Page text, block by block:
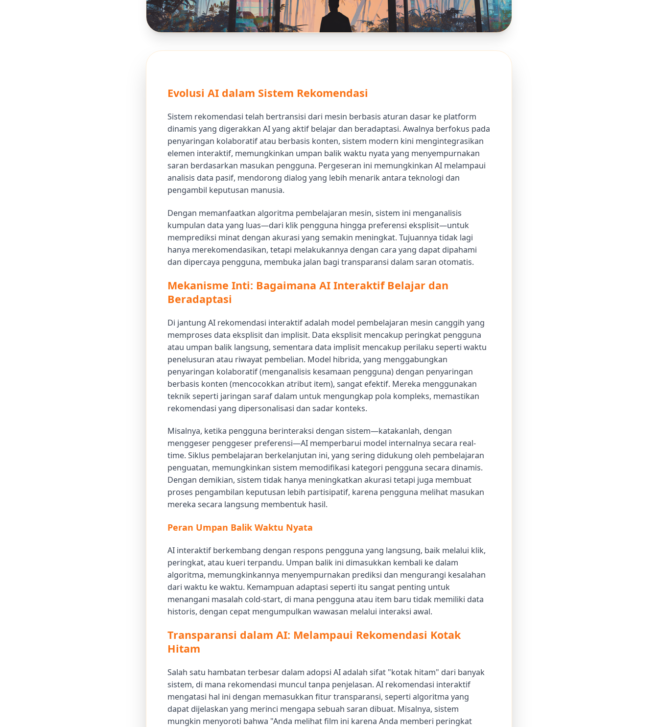
Evolusi AI dalam Sistem Rekomendasi
Sistem rekomendasi telah bertransisi dari mesin berbasis aturan dasar ke platform
dinamis yang digerakkan AI yang aktif belajar dan beradaptasi. Awalnya berfokus pada
penyaringan kolaboratif atau berbasis konten, sistem modern kini mengintegrasikan
elemen interaktif, memungkinkan umpan balik waktu nyata yang menyempurnakan
saran berdasarkan masukan pengguna. Pergeseran ini memungkinkan AI melampaui
analisis data pasif, mendorong dialog yang lebih menarik antara teknologi dan
pengambil keputusan manusia.
Dengan memanfaatkan algoritma pembelajaran mesin, sistem ini menganalisis
kumpulan data yang luas—dari klik pengguna hingga preferensi eksplisit—untuk
memprediksi minat dengan akurasi yang semakin meningkat. Tujuannya tidak lagi
hanya merekomendasikan, tetapi melakukannya dengan cara yang dapat dipahami
dan dipercaya pengguna, membuka jalan bagi transparansi dalam saran otomatis.
Mekanisme Inti: Bagaimana AI Interaktif Belajar dan
Beradaptasi
Di jantung AI rekomendasi interaktif adalah model pembelajaran mesin canggih yang
memproses data eksplisit dan implisit. Data eksplisit mencakup peringkat pengguna
atau umpan balik langsung, sementara data implisit mencakup perilaku seperti waktu
penelusuran atau riwayat pembelian. Model hibrida, yang menggabungkan
penyaringan kolaboratif (menganalisis kesamaan pengguna) dengan penyaringan
berbasis konten (mencocokkan atribut item), sangat efektif. Mereka menggunakan
teknik seperti jaringan saraf dalam untuk mengungkap pola kompleks, memastikan
rekomendasi yang dipersonalisasi dan sadar konteks.
Misalnya, ketika pengguna berinteraksi dengan sistem—katakanlah, dengan
menggeser penggeser preferensi—AI memperbarui model internalnya secara real-
time. Siklus pembelajaran berkelanjutan ini, yang sering didukung oleh pembelajaran
penguatan, memungkinkan sistem memodifikasi kategori pengguna secara dinamis.
Dengan demikian, sistem tidak hanya meningkatkan akurasi tetapi juga membuat
proses pengambilan keputusan lebih partisipatif, karena pengguna melihat masukan
mereka secara langsung membentuk hasil.
Peran Umpan Balik Waktu Nyata
AI interaktif berkembang dengan respons pengguna yang langsung, baik melalui klik,
peringkat, atau kueri terpandu. Umpan balik ini dimasukkan kembali ke dalam
algoritma, memungkinkannya menyempurnakan prediksi dan mengurangi kesalahan
dari waktu ke waktu. Kemampuan adaptasi seperti itu sangat penting untuk
menangani masalah cold-start, di mana pengguna atau item baru tidak memiliki data
historis, dengan cepat mengumpulkan wawasan melalui interaksi awal.
Transparansi dalam AI: Melampaui Rekomendasi Kotak
Hitam
Salah satu hambatan terbesar dalam adopsi AI adalah sifat "kotak hitam" dari banyak
sistem, di mana rekomendasi muncul tanpa penjelasan. AI rekomendasi interaktif
mengatasi hal ini dengan memasukkan fitur transparansi, seperti algoritma yang
dapat dijelaskan yang merinci mengapa sebuah saran dibuat. Misalnya, sistem
mungkin menyoroti bahwa "Anda melihat film ini karena Anda memberi peringkat